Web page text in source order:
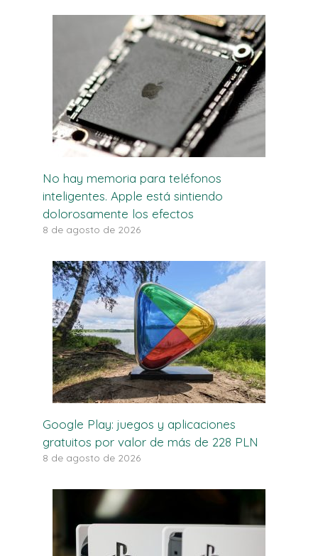
No hay memoria para teléfonos
inteligentes. Apple está sintiendo
dolorosamente los efectos
8 de agosto de 2026
Google Play: juegos y aplicaciones
gratuitos por valor de más de 228 PLN
8 de agosto de 2026